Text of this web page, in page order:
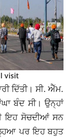
visit
ਦਿੱਤੀ। ਸੀ. ਐੱਮ.
ਬੰਦ ਸੀ। ਉਨ੍ਹਾਂ
ਇਹ ਸੋਚਦੀਆਂ ਸਨ
ਪਰ ਇਹ ਬਹੁਤ